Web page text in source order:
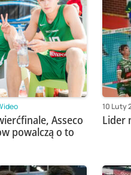
Asseco
powalczą o to
10 Luty
Lider